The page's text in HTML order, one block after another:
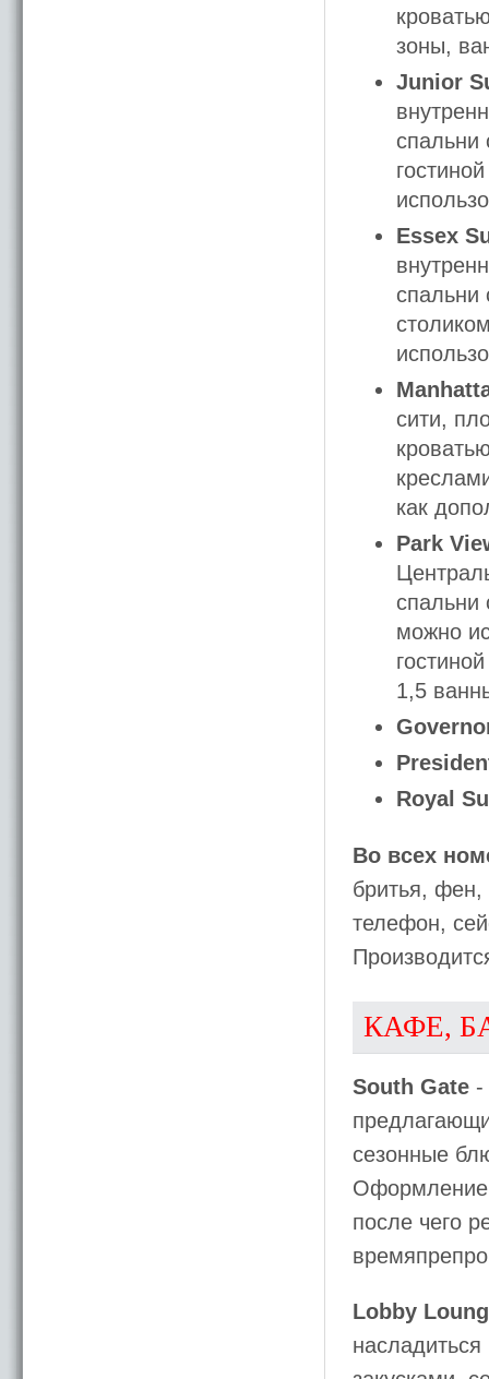
зоны,
Junior
спальни
Essex
спальни
сити,
как
Park
спальни
можно
1,5
Royal
Во всех
бритья, фен,
телефон,
КАФЕ,
South Gate -
сезонные
после чего
Lobby